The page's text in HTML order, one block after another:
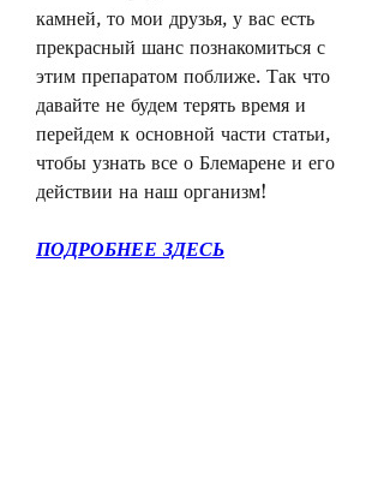
камней, то мои друзья, у вас есть
прекрасный шанс познакомиться с
этим препаратом поближе. Так что
давайте не будем терять время и
перейдем к основной части статьи,
чтобы узнать все о Блемарене и его
действии на наш организм!
ПОДРОБНЕЕ ЗДЕСЬ